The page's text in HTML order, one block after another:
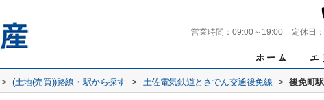
営業時間： 09:00～19:00 定休日：
> (土地(売買))路線・駅から探す > 土佐電気鉄道とさでん交通後免線 > 後免町